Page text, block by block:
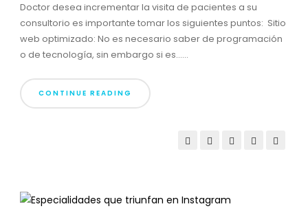
Doctor desea incrementar la visita de pacientes a su
consultorio es importante tomar los siguientes puntos: Sitio
web optimizado: No es necesario saber de programación
o de tecnología, sin embargo si es......
CONTINUE READING